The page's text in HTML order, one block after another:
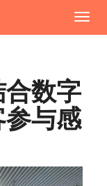
切
换
数字
与感